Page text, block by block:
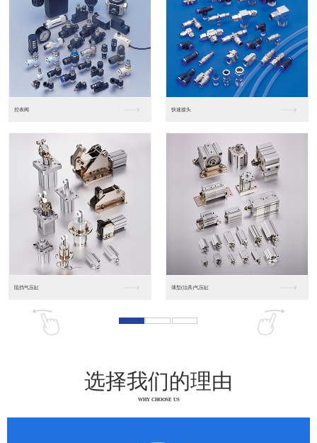
东莞松下PLC 松下人机界面GT07
松下人机界面DP10... 数字光钎传感器FX-...
选择我们的理由
WHY CHOOSE US